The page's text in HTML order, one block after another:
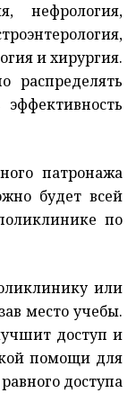
нефрология,
и хирургия.
распределять
патронажа
будет всей
по
или
место учебы.
доступ и
помощи для
доступа